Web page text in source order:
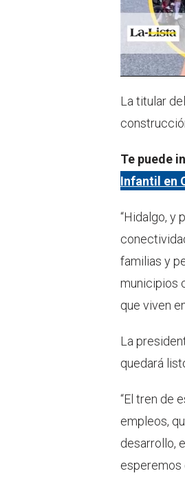
La titular
Te puede
Infantil en
“Hidalgo, y
familias y
municipios
que viven
La
quedará
“El tren de
empleos,
desarrollo,
esperemos